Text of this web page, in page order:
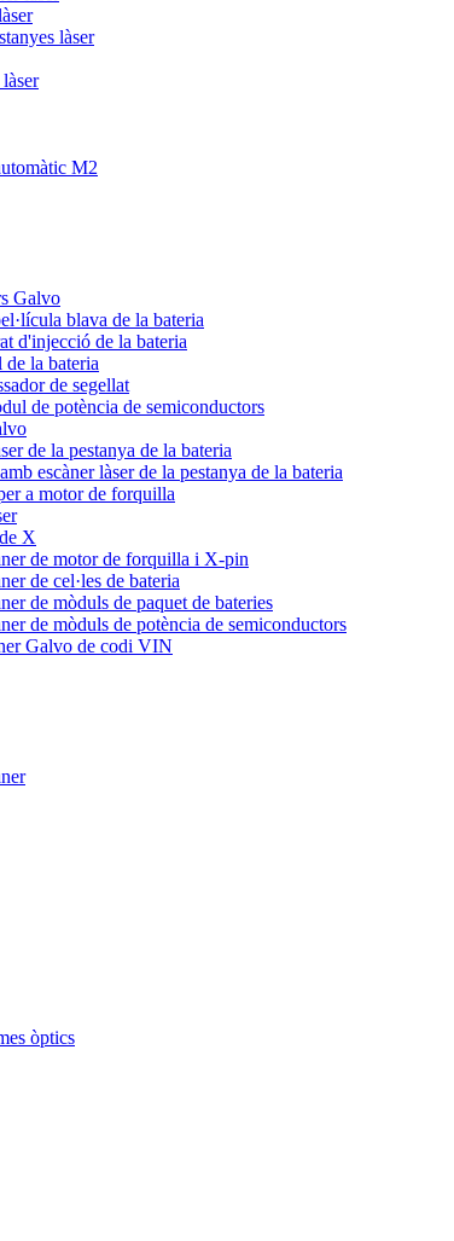
làser
M2
Galvo
blava de la bateria
d'injecció de la bateria
de la bateria
de segellat
de potència de semiconductors
de la pestanya de la bateria
escàner làser de la pestanya de la bateria
a motor de forquilla
X
de motor de forquilla i X-pin
de cel·les de bateria
de mòduls de paquet de bateries
de mòduls de potència de semiconductors
Galvo de codi VIN
òptics